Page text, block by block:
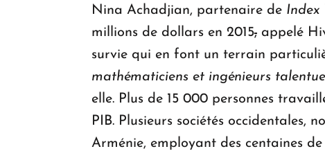
Nina Achadjian, partenaire de Index
millions de dollars en 2015, appelé
survie qui en font un terrain
mathématiciens et ingénieurs
elle. Plus de 15 000 personnes
PIB. Plusieurs sociétés occidentales,
Arménie, employant des centaines